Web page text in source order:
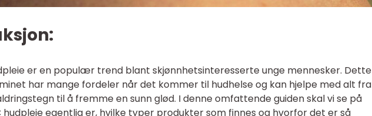
er en populær trend blant skjønnhetsinteresserte unge mennesker. Dette
har mange fordeler når det kommer til hudhelse og kan hjelpe med alt fra
til å fremme en sunn glød. I denne omfattende guiden skal vi se på
hudpleie egentlig er, hvilke typer produkter som finnes og hvorfor det er så